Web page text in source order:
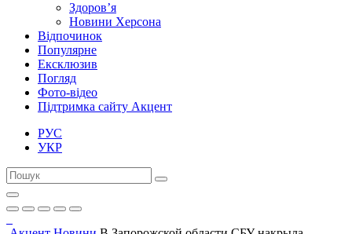
Здоров’я
Новини Херсона
Відпочинок
Популярне
Ексклюзив
Погляд
Фото-відео
Підтримка сайту Акцент
РУС
УКР